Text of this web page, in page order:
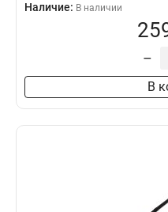
Наличие: В наличии
–
В